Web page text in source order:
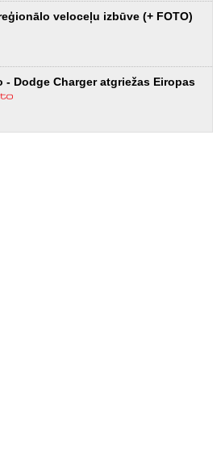
veloceļu izbūve (+ FOTO)
- Dodge Charger atgriežas Eiropas